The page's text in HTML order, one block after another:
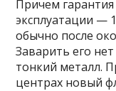
Причем гарантия
эксплуатации —
обычно после
Заварить его
тонкий металл.
центрах новый